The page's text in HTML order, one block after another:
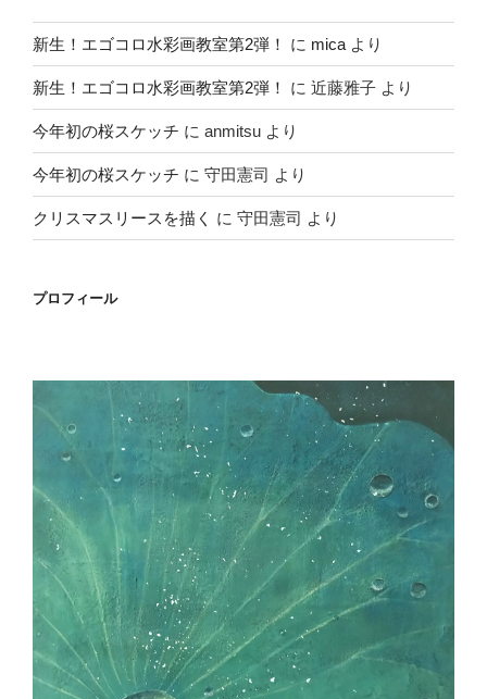
新生！エゴコロ水彩画教室第2弾！ に mica より
新生！エゴコロ水彩画教室第2弾！ に 近藤雅子 より
今年初の桜スケッチ に anmitsu より
今年初の桜スケッチ に 守田憲司 より
クリスマスリースを描く に 守田憲司 より
プロフィール